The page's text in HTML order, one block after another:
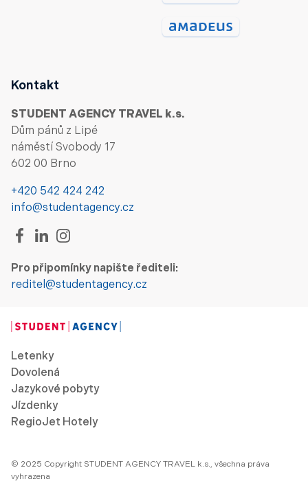
Kontakt
STUDENT AGENCY TRAVEL k.s.
Dům pánů z Lipé
náměstí Svobody 17
602 00 Brno
+420 542 424 242
info@studentagency.cz
Pro připomínky napište řediteli:
reditel@studentagency.cz
Letenky
Dovolená
Jazykové pobyty
Jízdenky
RegioJet Hotely
© 2025 Copyright STUDENT AGENCY TRAVEL k.s., všechna práva
vyhrazena